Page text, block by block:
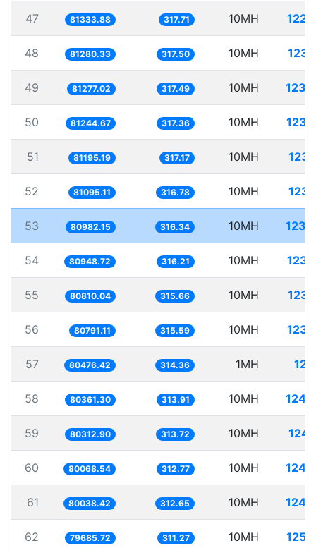
47 81333.88 317.71 10MH
48 81280.33 317.50 10MH
49 81277.02 317.49 10MH
50 81244.67 317.36 10MH
51 81195.19 317.17 10MH
52 81095.11 316.78 10MH
53 80982.15 316.34 10MH
54 80948.72 316.21 10MH
55 80810.04 315.66 10MH
56 80791.11 315.59 10MH
57 80476.42 314.36 1MH
58 80361.30 313.91 10MH
59 80312.90 313.72 10MH
60 80068.54 312.77 10MH
61 80038.42 312.65 10MH
62 79685.72 311.27 10MH